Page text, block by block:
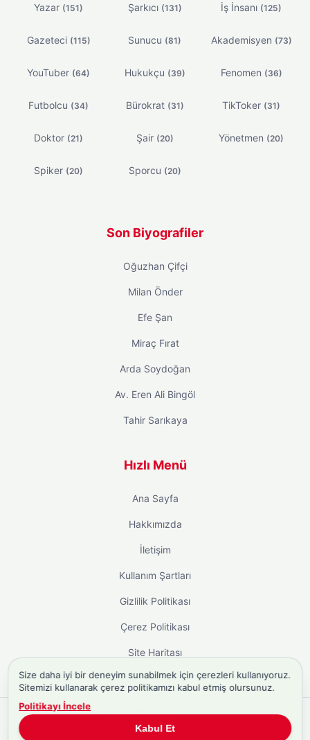
Yazar (151) Şarkıcı (131) İş İnsanı (125)
Gazeteci (115) Sunucu (81) Akademisyen (73)
YouTuber (64) Hukukçu (39) Fenomen (36)
Futbolcu (34) Bürokrat (31) TikToker (31)
Doktor (21) Şair (20) Yönetmen (20)
Spiker (20) Sporcu (20)
Son Biyografiler
Oğuzhan Çifçi
Milan Önder
Efe Şan
Miraç Fırat
Arda Soydoğan
Av. Eren Ali Bingöl
Tahir Sarıkaya
Hızlı Menü
Ana Sayfa
Hakkımızda
İletişim
Kullanım Şartları
Gizlilik Politikası
Çerez Politikası
Site Haritası
Türkiye'ninBiyografi Sitesi
Size daha iyi bir deneyim sunabilmek için çerezleri kullanıyoruz.
Sitemizi kullanarak çerez politikamızı kabul etmiş olursunuz.
Politikayı İncele
Kabul Et